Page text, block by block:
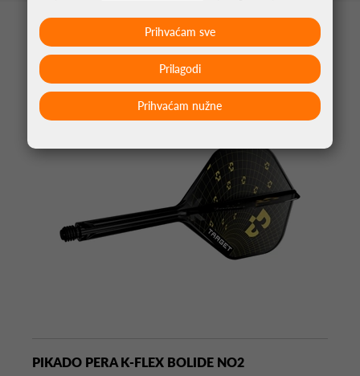
MOŽDA VAS ZANIMA
PIKADO PERA K-FLEX BOLIDE NO2
Prihvaćam nužne
Prilagodi
Prihvaćam sve